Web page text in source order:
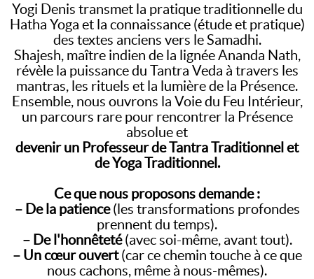
Yogi Denis transmet la pratique traditionnelle du
Hatha Yoga et la connaissance (étude et pratique)
des textes anciens vers le Samadhi.
Shajesh, maître indien de la lignée Ananda Nath,
révèle la puissance du Tantra Veda à travers les
mantras, les rituels et la lumière de la Présence.
Ensemble, nous ouvrons la Voie du Feu Intérieur,
un parcours rare pour rencontrer la Présence
absolue et
devenir un Professeur de Tantra Traditionnel et
de Yoga Traditionnel.
Ce que nous proposons demande :
– De la patience(les transformations profondes
prennent du temps).
– De l'honnêteté(avec soi-même, avant tout).
– Un cœur ouvert(car ce chemin touche à ce que
nous cachons, même à nous-mêmes).